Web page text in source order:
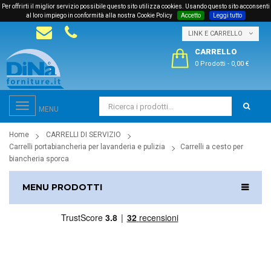
Per offrirti il miglior servizio possibile questo sito utilizza cookies. Usando questo sito acconsenti
al loro impiego in conformità alla nostra Cookie Policy
Accetto Leggi tutto
LINK E CARRELLO
CARRELLO
0 Prodotti - 0,00 €
Toggle
navigation
MENU
Home
CARRELLI DI SERVIZIO
Carrelli portabiancheria per lavanderia e pulizia
Carrelli a cesto per
biancheria sporca
MENU PRODOTTI